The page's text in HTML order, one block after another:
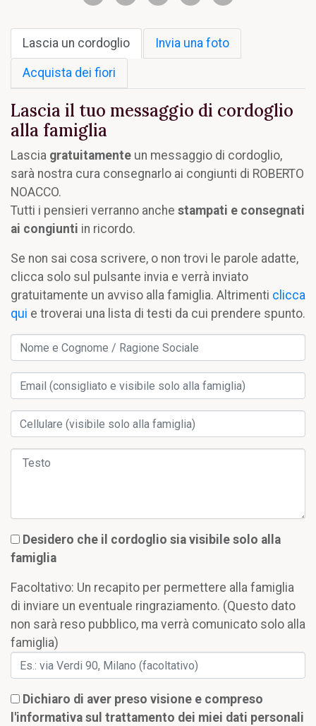
Lascia un cordoglio Invia una foto
Acquista dei fiori
Lascia il tuo messaggio di cordoglio
alla famiglia
Lascia gratuitamente un messaggio di cordoglio,
sarà nostra cura consegnarlo ai congiunti di ROBERTO
NOACCO.
Tutti i pensieri verranno anche stampati e consegnati
ai congiunti in ricordo.
Se non sai cosa scrivere, o non trovi le parole adatte,
clicca solo sul pulsante invia e verrà inviato
gratuitamente un avviso alla famiglia. Altrimenti clicca
qui e troverai una lista di testi da cui prendere spunto.
Desidero che il cordoglio sia visibile solo alla
famiglia
Facoltativo: Un recapito per permettere alla famiglia
di inviare un eventuale ringraziamento. (Questo dato
non sarà reso pubblico, ma verrà comunicato solo alla
famiglia)
Dichiaro di aver preso visione e compreso
l'informativa sul trattamento dei miei dati personali